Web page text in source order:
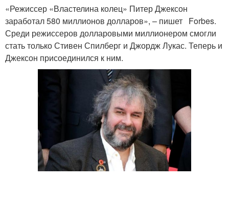
«Режиссер «Властелина колец» Питер Джексон
заработал 580 миллионов долларов», – пишет Forbes.
Среди режиссеров долларовыми миллионером смогли
стать только Стивен Спилберг и Джордж Лукас. Теперь и
Джексон присоединился к ним.